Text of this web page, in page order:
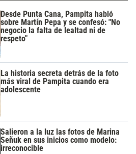
Desde Punta Cana, Pampita habló
sobre Martín Pepa y se confesó: "No
negocio la falta de lealtad ni de
respeto"
La historia secreta detrás de la foto
más viral de Pampita cuando era
adolescente
Salieron a la luz las fotos de Marina
Señuk en sus inicios como modelo:
irreconocible